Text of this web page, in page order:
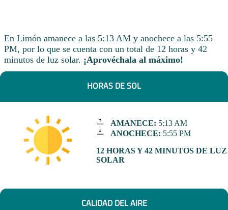
En Limón amanece a las 5:13 AM y anochece a las 5:55
PM, por lo que se cuenta con un total de 12 horas y 42
minutos de luz solar. ¡Aprovéchala al máximo!
HORAS DE SOL
AMANECE: 5:13 AM
ANOCHECE: 5:55 PM
12 HORAS Y 42 MINUTOS DE LUZ
SOLAR
CALIDAD DEL AIRE